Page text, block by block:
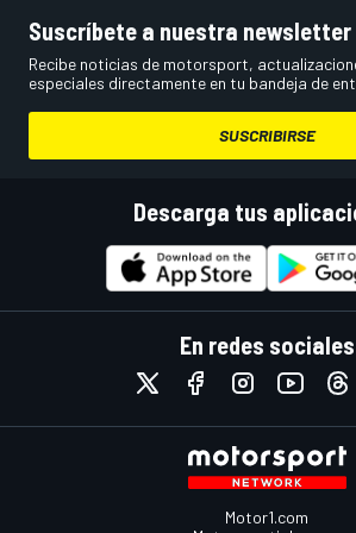
Suscríbete a nuestra newsletter
Recibe noticias de motorsport,
especiales directamente en tu bandeja de
SUSCRIBIRSE
Descarga tus
En redes sociales
Motor1.com